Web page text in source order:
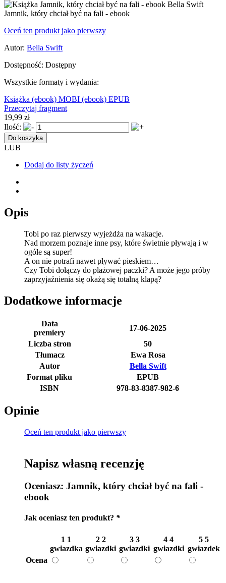
Jamnik, który chciał być na fali - ebook
Oceń ten produkt jako pierwszy
Autor: Bella Swift
Dostępność: Dostępny
Wszystkie formaty i wydania:
Książka (ebook) MOBI (ebook) EPUB
Przeczytaj fragment
19,99 zł
Ilość:
Do koszyka
LUB
Dodaj do listy życzeń
Opis
Tobi po raz pierwszy wyjeżdża na wakacje.
Nad morzem poznaje inne psy, które świetnie pływają i w
ogóle są super!
A on nie potrafi nawet pływać pieskiem…
Czy Tobi dołączy do plażowej paczki? A może jego próby
zaprzyjaźnienia się okażą się totalną klapą?
Dodatkowe informacje
Data
premiery
17-06-2025
Liczba stron
50
Tłumacz
Ewa Rosa
Autor
Bella Swift
Format pliku
EPUB
ISBN
978-83-8387-982-6
Opinie
Oceń ten produkt jako pierwszy
Napisz własną recenzję
Oceniasz: Jamnik, który chciał być na fali -
ebook
Jak oceniasz ten produkt? *
1 1
gwiazdka
2 2
gwiazdki
3 3
gwiazdki
4 4
gwiazdki
5 5
gwiazdek
Ocena